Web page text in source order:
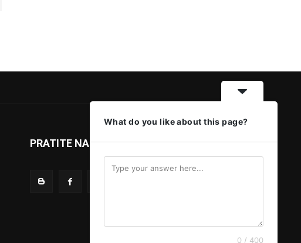
PRATITE NAS
What do you like about this page?
0 / 400